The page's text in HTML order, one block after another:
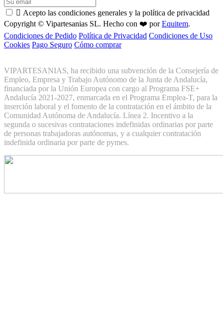
 Acepto las condiciones generales y la política de privacidad
Copyright © Vipartesanias SL. Hecho con ❤️ porEquitem.
Condiciones de Pedido Política de Privacidad Condiciones de Uso
Cookies Pago Seguro Cómo comprar
VIPARTESANIAS, ha recibido una subvención de la Consejería de
Empleo, Empresa y Trabajo Autónomo de la Junta de Andalucía,
financiada por la Unión Europea con cargo al Programa FSE+
Andalucía 2021-2027, enmarcada en el Programa Emplea-T, para la
inserción laboral y el fomento de la contratación en el ámbito de la
Comunidad Autónoma de Andalucía. Línea 2. Incentivo a la
segunda o sucesivas contrataciones indefinidas ordinarias por parte
de personas trabajadoras autónomas, y a cualquier contratación
indefinida ordinaria por parte de pymes.